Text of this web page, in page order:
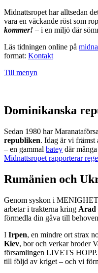
Midnattsropet har alltsedan
vara en väckande röst som
kommer! – i en miljö där
Läs tidningen online på
format: Kontakt
Till menyn
Dominikanska
Sedan 1980 har
republiken. Idag är vi främst
– en gammal batey där
Midnattsropet rapporterar
Rumänien och
Genom syskon i
arbetar i trakterna kring Arad
förmedla din gåva till
I Irpen, en mindre ort strax
Kiev, bor och verkar broder
församlingen LIVETS
till följd av kriget – och vi